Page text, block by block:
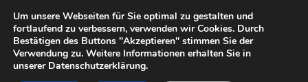
Inhalt
springen
Um unsere Webseiten für Sie optimal zu gestalten und
fortlaufend zu verbessern, verwenden wir Cookies. Durch
Bestätigen des Buttons "Akzeptieren" stimmen Sie der
Verwendung zu. Weitere Informationen erhalten Sie in
unserer Datenschutzerklärung.